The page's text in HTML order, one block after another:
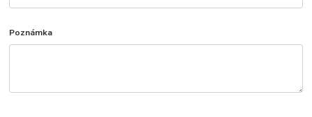
Poznámka